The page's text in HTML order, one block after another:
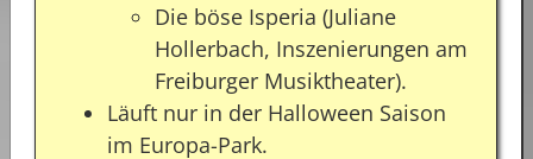
Die böse Isperia (Juliane
Hollerbach, Inszenierungen am
Freiburger Musiktheater).
Läuft nur in der Halloween Saison
im Europa-Park.